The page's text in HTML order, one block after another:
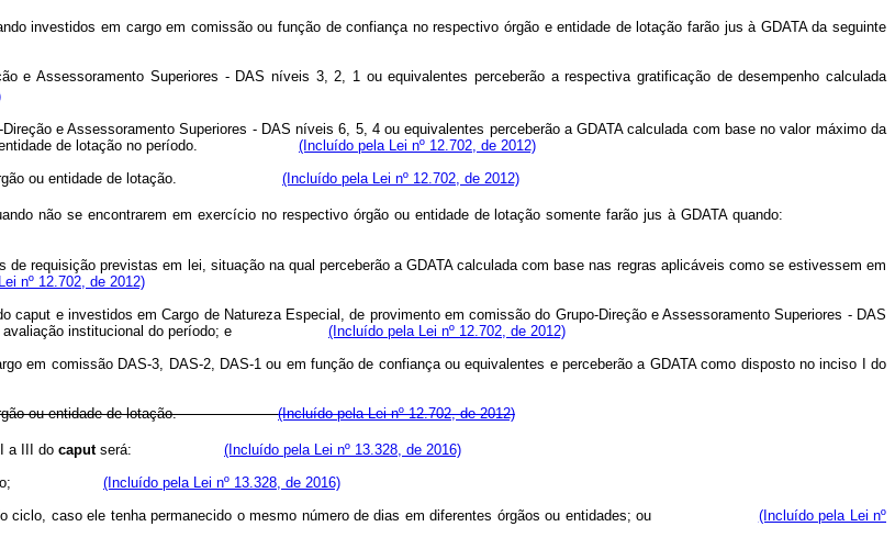
investidos em cargo em comissão ou função de confiança no respectivo órgão e entidade de lotação farão jus à GDATA da seguinte
e Assessoramento Superiores - DAS níveis 3, 2, 1 ou equivalentes perceberão a respectiva gratificação de desempenho calculada
e Assessoramento Superiores - DAS níveis 6, 5, 4 ou equivalentes perceberão a GDATA calculada com base no valor máximo da
ou entidade de lotação no período. (Incluído pela Lei nº 12.702, de 2012)
órgão ou entidade de lotação. (Incluído pela Lei nº 12.702, de 2012)
não se encontrarem em exercício no respectivo órgão ou entidade de lotação somente farão jus à GDATA quando:
requisição previstas em lei, situação na qual perceberão a GDATA calculada com base nas regras aplicáveis como se estivessem em
nº 12.702, de 2012)
caput e investidos em Cargo de Natureza Especial, de provimento em comissão do Grupo-Direção e Assessoramento Superiores - DAS
institucional do período; e
(Incluído pela Lei nº 12.702, de 2012)
em comissão DAS-3, DAS-2, DAS-1 ou em função de confiança ou equivalentes e perceberão a GDATA como disposto no inciso I do
órgão ou entidade de lotação.(Incluído pela Lei nº 12.702, de 2012)
a III do caputserá: (Incluído pela Lei nº 13.328, de 2016)
(Incluído pela Lei nº 13.328, de 2016)
do ciclo, caso ele tenha permanecido o mesmo número de dias em diferentes órgãos ou entidades; ou (Incluído pela Lei nº